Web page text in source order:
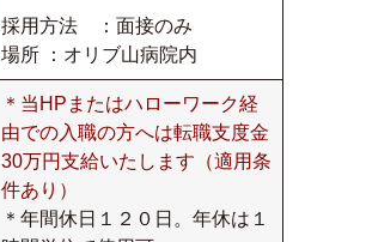
採用方法 ：面接のみ
場所 ：オリブ山病院内
＊当HPまたはハローワーク経
由での入職の方へは転職支度金
30万円支給いたします（適用条
件あり）
＊年間休日１２０日。年休は１